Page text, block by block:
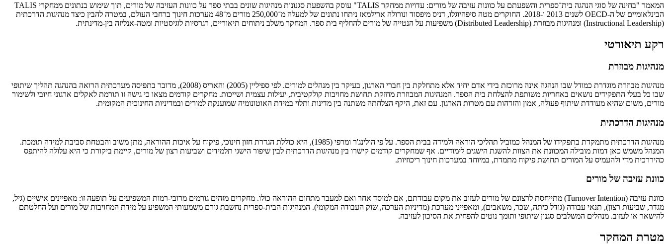
המאמר "בחינה של סוגי הנהגה בית־ספרית והשפעתם על כוונות עזיבה של מורים: עדויות ממחקר TALIS" עוסק בהשפעת סגנונות מנהיגות שונים בבתי ספר על כוונות העזיבה של מורים, תוך שימוש בנתונים ממחקרי TALIS
הבינלאומיים של ה-OECD לשנים 2013 ו-2018. החוקרים מטה סיפהיוגלו, דניס מיפסוד ונורולה ארילמאז ניתחו נתונים של למעלה מ־250,000 מורים מ־48 מערכות חינוך ברחבי העולם, במטרה להבין כיצד מנהיגות הדרכתית
(Instructional Leadership) ומנהיגות מבוזרת (Distributed Leadership) משפיעות על הנטייה של מורים להחליף בית ספר. המחקר משלב ניתוחים תיאוריים, רגרסיות לוגיסטיות ומטה-אנליזה בין-מדינתית.
רקע תיאורטי
מנהיגות מבוזרת
מנהיגות מבוזרת מוגדרת כמודל שבו הנהגה אינה מרוכזת בידי אדם יחיד אלא מתחלקת בין חברי הארגון, בעיקר בין מנהלים למורים. לפי ספיליין (2005) והאריס (2008), מדובר בתפיסה מערכתית הרואה בהנהגה תהליך שיתופי
שבו כל בעלי התפקידים נושאים באחריות משותפת להצלחת בית הספר. המנהיגות המבוזרת מחזקת תחושת מחויבות קולקטיבית, יעילות עצמית ושייכות. מחקרים קודמים מצאו כי גישה זו תורמת לאקלים ארגוני חיובי ולשימור
מורים, משום שהיא מעודדת שיתוף פעולה, אמון והזדהות עם מטרות הארגון. עם זאת, היקף הצלחתה משתנה בין מדינות ותלוי במידת האוטונומיה שמוענקת למורים ובמדיניות החינוכית המקומית.
מנהיגות הדרכתית
מנהיגות הדרכתית מתמקדת בתפקידו של המנהל כמוביל תהליכי הוראה ולמידה בבית הספר. על פי הולינג'ר ומרפי (1985), היא כוללת הגדרת חזון חינוכי, פיקוח על איכות ההוראה, מתן משוב והבטחת סביבת למידה תומכת.
המנהל משמש כאן דמות מובילה המכוונת את הצוות להשגת הישגים לימודיים. אף שמחקרים קודמים קישרו בין מנהיגות הדרכתית לבין שיפור הישגי תלמידים ושביעות רצון של מורים, קיימת ביקורת כי היא עלולה להיתפס
כהיררכית מדי ולהעמיס על המורים תחושת פיקוח מתמדת, במיוחד במערכות חינוך ריכוזיות.
כוונת עזיבה של מורים
כוונת עזיבה (Turnover Intention) מתייחסת לרצונם של מורים לעזוב את מקום עבודתם, אם למוסד אחר ואם למעבר מתחום ההוראה כולו. מחקרים מזהים גורמים מרובי-רמות המשפיעים על תופעה זו: מאפיינים אישיים (גיל,
מגדר, שביעות רצון), תנאי עבודה (גודל כיתה, שכר, משאבים), ומאפייני מערכת (מדיניות הערכה, שוק העבודה המקומי). המנהיגות הבית-ספרית נחשבת גורם משמעותי המשפיע על מידת המחויבות של מורים ועל החלטתם
להישאר או לעזוב. מנהלים המשלבים סגנון שיתופי ותומך נוטים להפחית את הסיכון לעזיבה.
מטרת המחקר